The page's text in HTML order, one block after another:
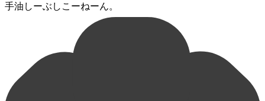
手油⁠しーぶしこーねーん。